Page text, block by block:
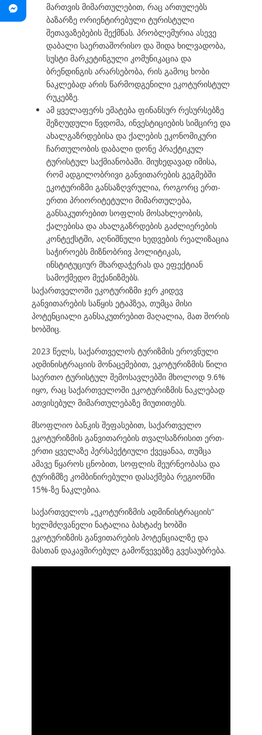
მართვის მიმართულებით, რაც ართულებს
ბაზარზე ორიენტირებული ტურისტული
შეთავაზებების შექმნას. პრობლემურია ასევე
დაბალი საერთაშორისო და შიდა ხილვადობა,
სუსტი მარკეტინგული კომუნიკაცია და
ბრენდინგის არარსებობა, რის გამოც ხობი
ნაკლებად არის წარმოდგენილი ეკოტურისტულ
რუკებზე.
ამ ყველაფერს ემატება ფინანსურ რესურსებზე
შეზღუდული წვდომა, ინვესტიციების სიმცირე და
ახალგაზრდებისა და ქალების ეკონომიკური
ჩართულობის დაბალი დონე პრაქტიკულ
ტურისტულ საქმიანობაში. მიუხედავად იმისა,
რომ ადგილობრივი განვითარების გეგმებში
ეკოტურიზმი განსაზღვრულია, როგორც ერთ-
ერთი პრიორიტეტული მიმართულება,
განსაკუთრებით სოფლის მოსახლეობის,
ქალებისა და ახალგაზრდების გაძლიერების
კონტექსტში, აღნიშნული ხედვების რეალიზაცია
საჭიროებს მიზნობრივ პოლიტიკას,
ინსტიტუციურ მხარდაჭერას და ეფექტიან
სამოქმედო მექანიზმებს.
საქართველოში ეკოტურიზმი ჯერ კიდევ
განვითარების საწყის ეტაპზეა, თუმცა მისი
პოტენციალი განსაკუთრებით მაღალია, მათ შორის
ხობშიც.
2023 წელს, საქართველოს ტურიზმის ეროვნული
ადმინისტრაციის მონაცემებით, ეკოტურიზმის წილი
საერთო ტურისტულ შემოსავლებში მხოლოდ 9.6%
იყო, რაც საქართველოში ეკოტურიზმის ნაკლებად
ათვისებულ მიმართულებაზე მიუთითებს.
მსოფლიო ბანკის შეფასებით, საქართველო
ეკოტურიზმის განვითარების თვალსაზრისით ერთ-
ერთი ყველაზე პერსპექტიული ქვეყანაა, თუმცა
ამავე წყაროს ცნობით, სოფლის მეურნეობასა და
ტურიზმზე კომბინირებული დასაქმება რეგიონში
15%-ზე ნაკლებია.
საქართველოს „ეკოტურიზმის ადმინისტრაციის“
ხელმძღვანელი ნატალია ბახტაძე ხობში
ეკოტურიზმის განვითარების პოტენციალზე და
მასთან დაკავშირებულ გამოწვევებზე გვესაუბრება.